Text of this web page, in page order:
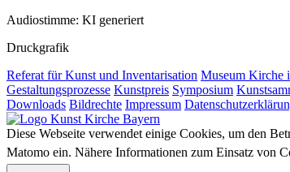
Audiostimme: KI generiert
Druckgrafik
Referat für Kunst und Inventarisation Museum Kirche
Gestaltungsprozesse Kunstpreis Symposium
Downloads Bildrechte Impressum
Diese Webseite verwendet einige Cookies, um den
Matomo ein. Nähere Informationen zum Einsatz von